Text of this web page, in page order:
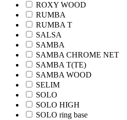
ROXY WOOD
RUMBA
RUMBA T
SALSA
SAMBA
SAMBA CHROME NET
SAMBA T(TE)
SAMBA WOOD
SELIM
SOLO
SOLO HIGH
SOLO ring base